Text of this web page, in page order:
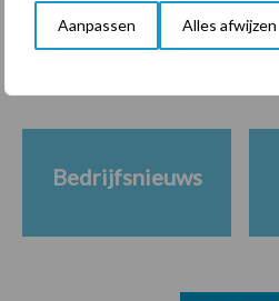
Aanpassen Alles afwijzen
Diergezondheid
Bedrijfsnieuws